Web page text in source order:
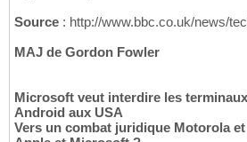
Source : http://www.bbc.co.uk/news/
MAJ de Gordon Fowler
Microsoft veut interdire les
Android aux USA
Vers un combat juridique Motorola